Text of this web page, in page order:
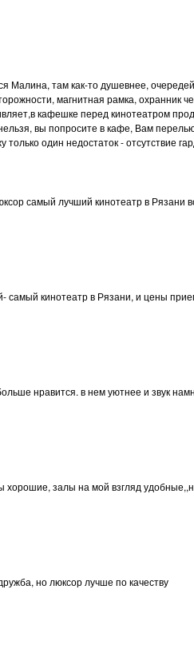
Малина, там как-то душевнее,
магнитная рамка, охранник
кафешке перед кинотеатром
вы попросите в кафе, Вам
только один недостаток - отсутствие
самый лучший кинотеатр в Рязани
самый кинотеатр в Рязани, и цены
нравится. в нем уютнее и звук
залы на мой взгляд
но люксор лучше по качеству